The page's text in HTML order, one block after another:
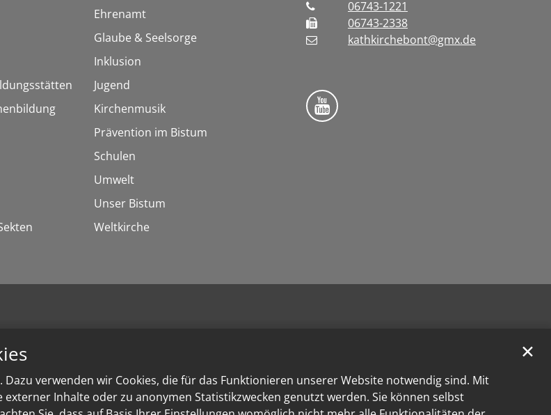
verwenden wir Cookies, die für das Funktionieren unserer Website notwendig sind. Mit
Inhalte oder zu anonymen Statistikzwecken genutzt werden. Sie können selbst
✕
Ehrenamt
Glaube & Seelsorge
Inklusion
Jugend
Kirchenmusik
Prävention im Bistum
Schulen
Umwelt
Unser Bistum
Weltkirche
06743-1221
06743-2338
kathkirchebont@gmx.de
Folge uns auf YouTube